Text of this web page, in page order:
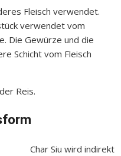
Fleisch verwendet.
verwendet vom
Die Gewürze und die
Schicht vom Fleisch
Reis.
Char Siu wird indirekt